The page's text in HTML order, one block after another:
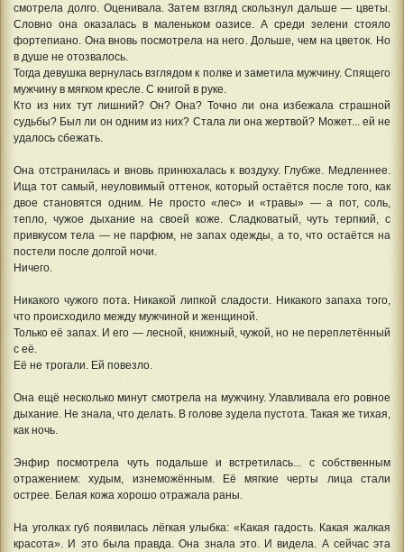
смотрела долго. Оценивала. Затем взгляд скользнул дальше — цветы.
Словно она оказалась в маленьком оазисе. А среди зелени стояло
фортепиано. Она вновь посмотрела на него. Дольше, чем на цветок. Но
в душе не отозвалось.
Тогда девушка вернулась взглядом к полке и заметила мужчину. Спящего
мужчину в мягком кресле. С книгой в руке.
Кто из них тут лишний? Он? Она? Точно ли она избежала страшной
судьбы? Был ли он одним из них? Стала ли она жертвой? Может... ей не
удалось сбежать.
Она отстранилась и вновь принюхалась к воздуху. Глубже. Медленнее.
Ища тот самый, неуловимый оттенок, который остаётся после того, как
двое становятся одним. Не просто «лес» и «травы» — а пот, соль,
тепло, чужое дыхание на своей коже. Сладковатый, чуть терпкий, с
привкусом тела — не парфюм, не запах одежды, а то, что остаётся на
постели после долгой ночи.
Ничего.
Никакого чужого пота. Никакой липкой сладости. Никакого запаха того,
что происходило между мужчиной и женщиной.
Только её запах. И его — лесной, книжный, чужой, но не переплетённый
с её.
Её не трогали. Ей повезло.
Она ещё несколько минут смотрела на мужчину. Улавливала его ровное
дыхание. Не знала, что делать. В голове зудела пустота. Такая же тихая,
как ночь.
Энфир посмотрела чуть подальше и встретилась... с собственным
отражением: худым, изнеможённым. Её мягкие черты лица стали
острее. Белая кожа хорошо отражала раны.
На уголках губ появилась лёгкая улыбка: «Какая гадость. Какая жалкая
красота». И это была правда. Она знала это. И видела. А сейчас эта